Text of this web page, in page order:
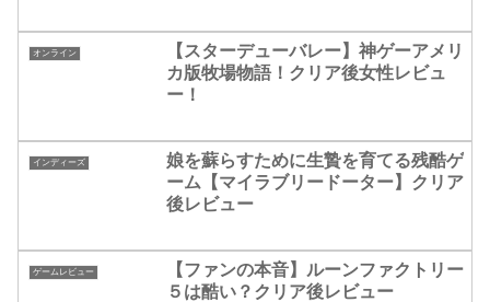
オンライン
【スターデューバレー】神ゲーアメリ
カ版牧場物語！クリア後女性レビュ
ー！
インディーズ
娘を蘇らすために生贄を育てる残酷ゲ
ーム【マイラブリードーター】クリア
後レビュー
ゲームレビュー
【ファンの本音】ルーンファクトリー
５は酷い？クリア後レビュー